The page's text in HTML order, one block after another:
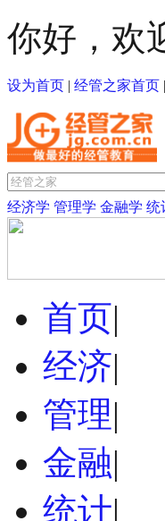
你好，欢
设为首页 | 经管之家首页 |
经济学 管理学 金融学 统
首页|
经济|
管理|
金融|
统计|